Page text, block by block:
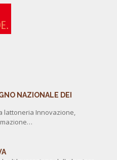
NAZIONALE DEI
lattoneria Innovazione,